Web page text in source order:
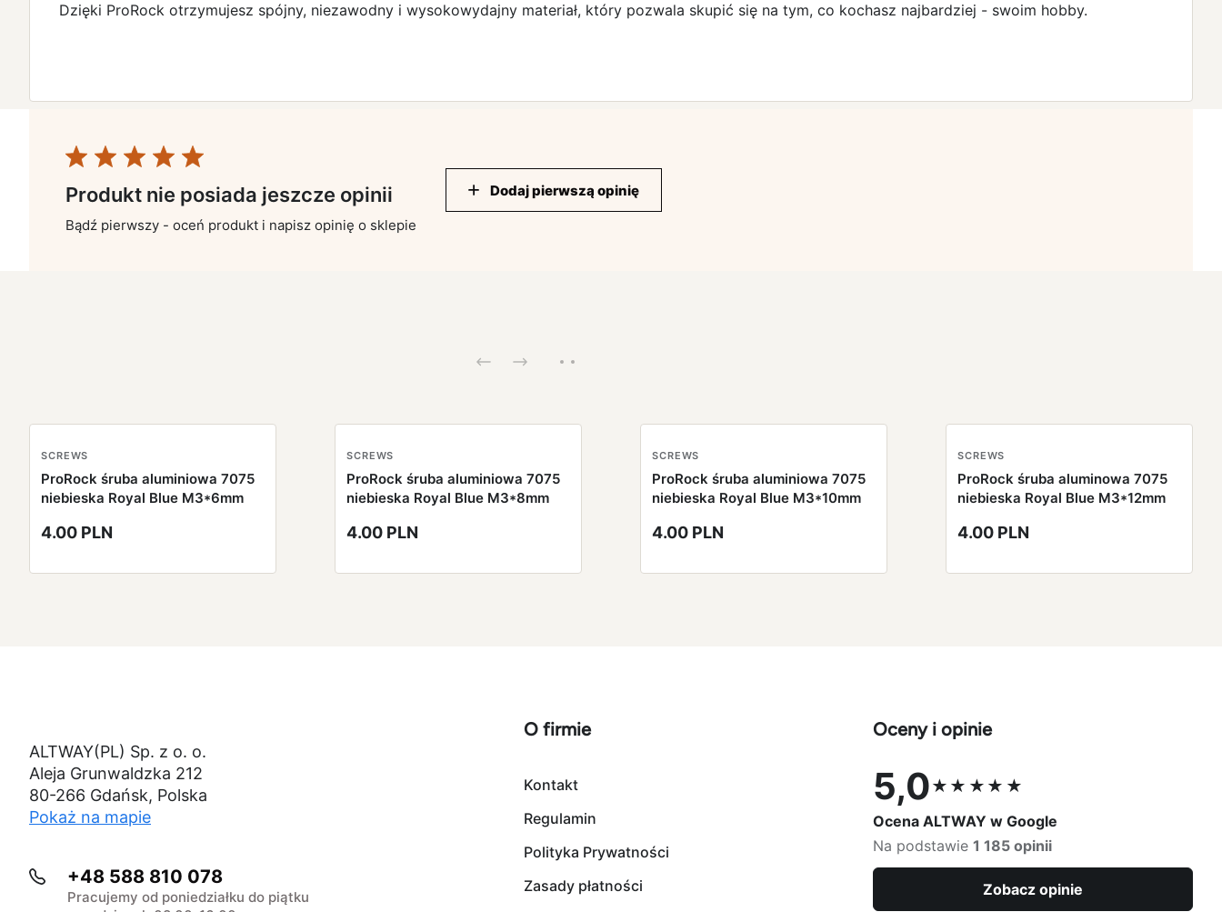
Dzięki ProRock otrzymujesz spójny, niezawodny i wysokowydajny materiał, który pozwala skupić się na tym, co kochasz najbardziej - swoim hobby.
Produkt nie posiada jeszcze opinii
Bądź pierwszy - oceń produkt i napisz opinię o sklepie
Dodaj pierwszą opinię
SCREWS
ProRock śruba aluminiowa 7075
niebieska Royal Blue M3*6mm
4.00 PLN
SCREWS
ProRock śruba aluminiowa 7075
niebieska Royal Blue M3*8mm
4.00 PLN
SCREWS
ProRock śruba aluminiowa 7075
niebieska Royal Blue M3*10mm
4.00 PLN
SCREWS
ProRock śruba aluminowa 7075
niebieska Royal Blue M3*12mm
4.00 PLN
ALTWAY(PL) Sp. z o. o.
Aleja Grunwaldzka 212
80-266 Gdańsk, Polska
Pokaż na mapie
+48 588 810 078
Pracujemy od poniedziałku do piątku
O firmie
Kontakt
Regulamin
Polityka Prywatności
Zasady płatności
Oceny i opinie
5,0★★★★★
Ocena 5,0 na 5
Ocena ALTWAY w Google
Na podstawie 1 185 opinii
Zobacz opinie